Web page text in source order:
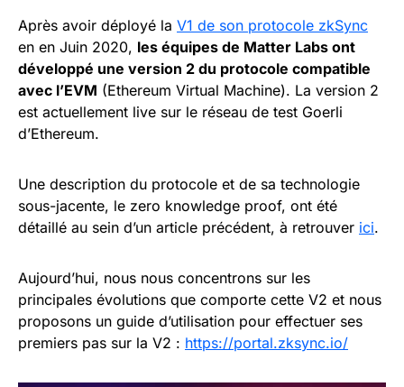
Après avoir déployé la V1 de son protocole zkSync
en en Juin 2020, les équipes de Matter Labs ont
développé une version 2 du protocole compatible
avec l’EVM (Ethereum Virtual Machine). La version 2
est actuellement live sur le réseau de test Goerli
d’Ethereum.
Une description du protocole et de sa technologie
sous-jacente, le zero knowledge proof, ont été
détaillé au sein d’un article précédent, à retrouver ici.
Aujourd’hui, nous nous concentrons sur les
principales évolutions que comporte cette V2 et nous
proposons un guide d’utilisation pour effectuer ses
premiers pas sur la V2 : https://portal.zksync.io/